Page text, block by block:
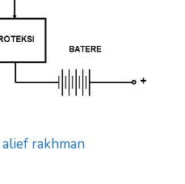
alief rakhman